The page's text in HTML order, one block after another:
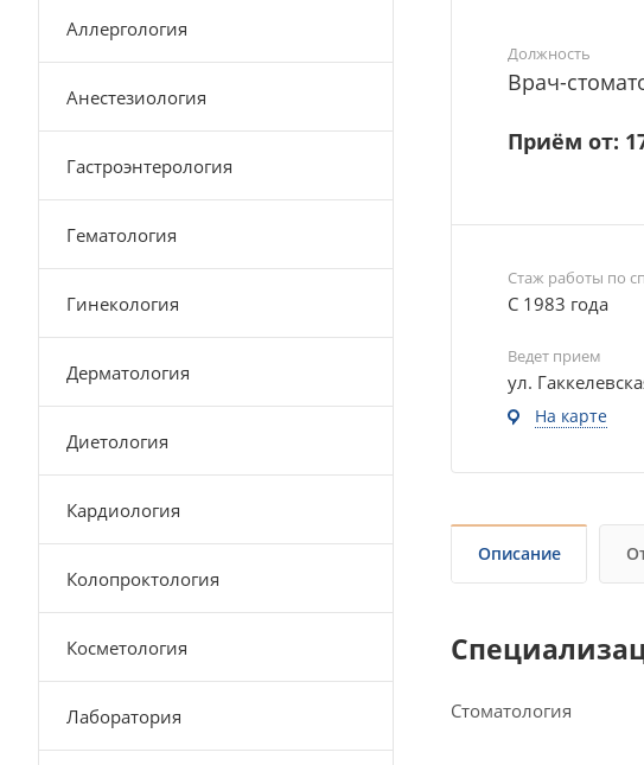
Должность
Врач-
Приём от:
Стаж работы по
С 1983 года
Ведет прием
ул.
На карте
Описание
Стоматология
Аллергология
Анестезиология
Гастроэнтерология
Гематология
Гинекология
Дерматология
Диетология
Кардиология
Колопроктология
Косметология
Лаборатория